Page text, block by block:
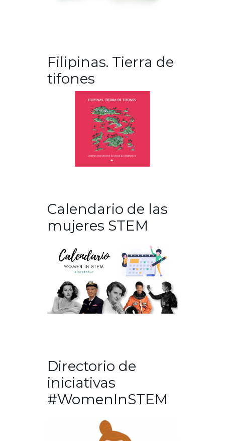
Filipinas. Tierra de
tifones
Calendario de las
mujeres STEM
Directorio de
iniciativas
#WomenInSTEM